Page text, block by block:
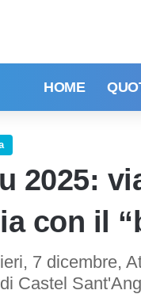
HOME
2025:
con il
7 dicembre,
Castel